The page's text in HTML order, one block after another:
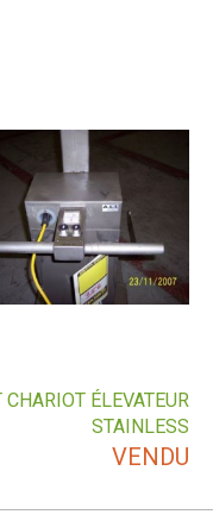
CHARIOT ÉLEVATEUR
STAINLESS
VENDU